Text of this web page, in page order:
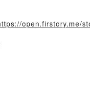
open.firstory.me/